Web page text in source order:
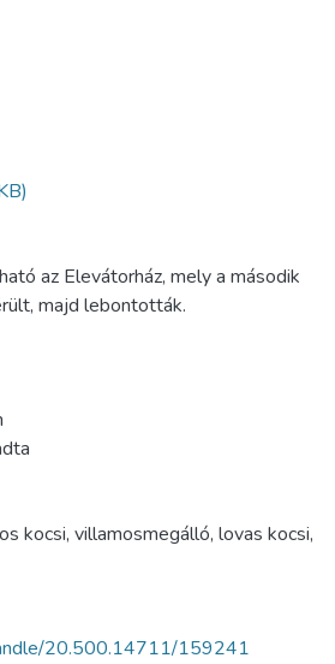
az Elevátorház, mely a második
majd lebontották.
kocsi, villamosmegálló, lovas kocsi,
20.500.14711/159241